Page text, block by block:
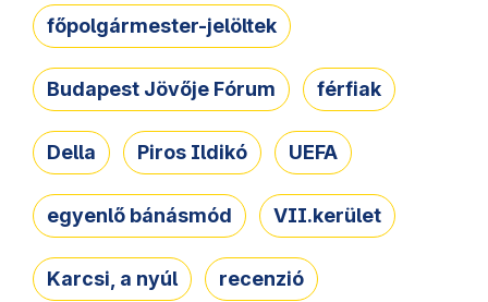
főpolgármester-jelöltek
Budapest Jövője Fórum férfiak
Della Piros Ildikó UEFA
egyenlő bánásmód VII.kerület
Karcsi, a nyúl recenzió